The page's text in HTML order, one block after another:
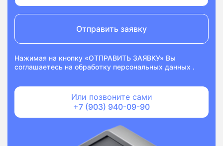
Отправить заявку
Нажимая на кнопку «ОТПРАВИТЬ ЗАЯВКУ» Вы
соглашаетесь на обработку персональных данных .
Или позвоните сами
+7 (903) 940-09-90